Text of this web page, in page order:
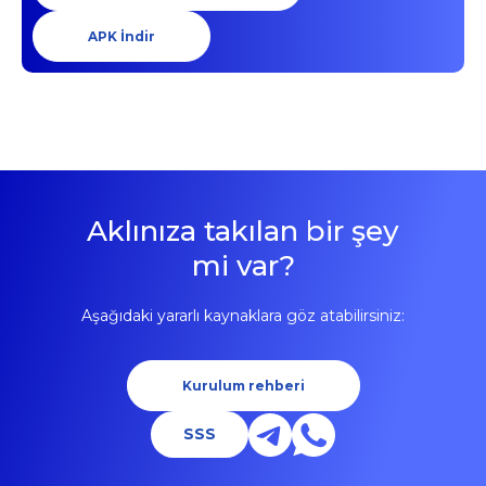
APK İndir
Aklınıza takılan bir şey
mi var?
Aşağıdaki yararlı kaynaklara göz atabilirsiniz:
Kurulum rehberi
SSS